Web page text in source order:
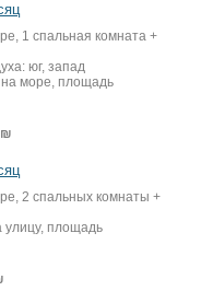
1 спальная комната +
юг, запад
на море, площадь
₪
2 спальных комнаты +
улицу, площадь